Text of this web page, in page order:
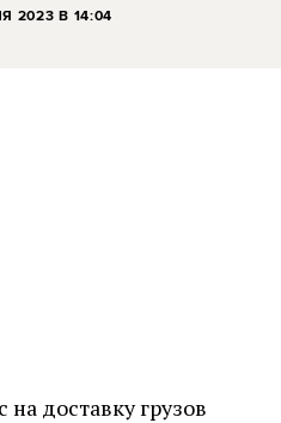
2023 В 14:04
на доставку грузов